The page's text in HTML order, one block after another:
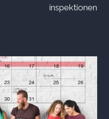
inspektionen